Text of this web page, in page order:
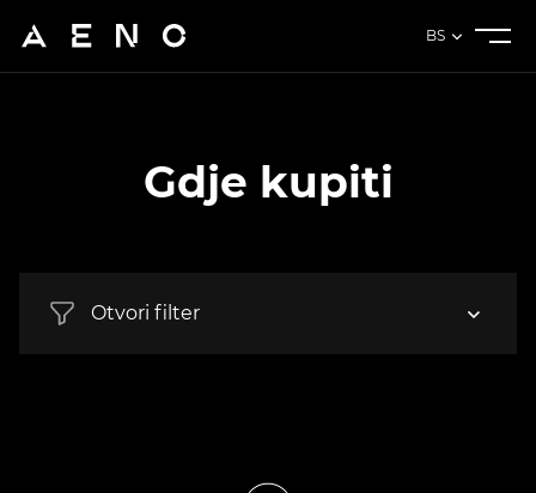
BS
Gdje kupiti
Otvori filter